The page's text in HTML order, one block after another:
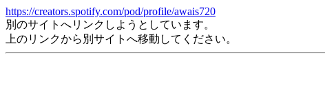
https://creators.spotify.com/pod/profile/awais720
別のサイトへリンクしようとしています。
上のリンクから別サイトへ移動してください。